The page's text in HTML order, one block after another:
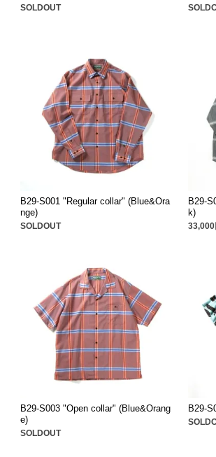
SOLDOUT
B29-S001 "Regular collar" (Blue&Ora
nge)
SOLDOUT
B29-
k)
B29-S003 "Open collar" (Blue&Orang
e)
SOLDOUT
B29-